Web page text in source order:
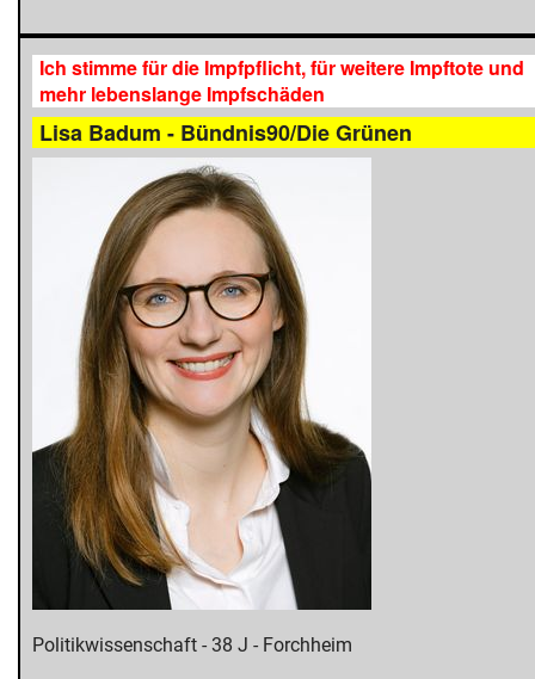
Ich stimme für die Impfpflicht, für weitere Impftote und
mehr lebenslange Impfschäden
Lisa Badum - Bündnis90/Die Grünen
Politikwissenschaft - 38 J - Forchheim